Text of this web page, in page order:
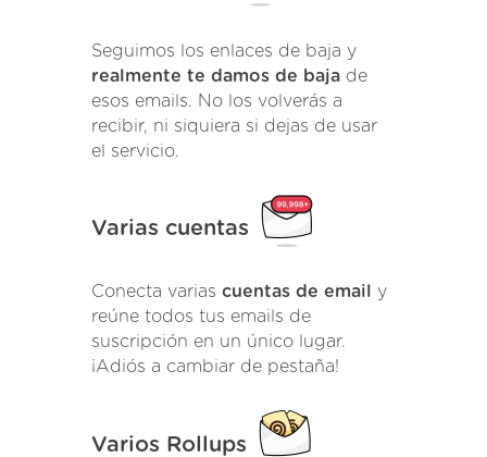
Seguimos los enlaces de baja y
realmente te damos de baja de
esos emails. No los volverás a
recibir, ni siquiera si dejas de usar
el servicio.
Varias cuentas
Conecta varias cuentas de email y
reúne todos tus emails de
suscripción en un único lugar.
¡Adiós a cambiar de pestaña!
Varios Rollups